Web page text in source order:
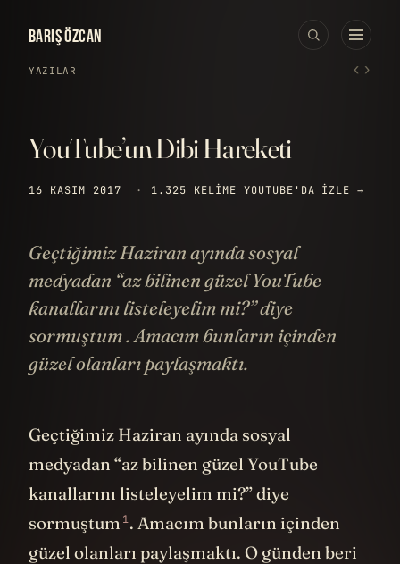
BARIŞ ÖZCAN
YAZILAR ‹ ›
YouTube’un Dibi Hareketi
16 KASIM 2017 · 1.325 KELIME YOUTUBE'DA IZLE →
Geçtiğimiz Haziran ayında sosyal
medyadan “az bilinen güzel YouTube
kanallarını listeleyelim mi?” diye
sormuştum . Amacım bunların içinden
güzel olanları paylaşmaktı.
Geçtiğimiz Haziran ayında sosyal
medyadan “az bilinen güzel YouTube
kanallarını listeleyelim mi?” diye
sormuştum 1. Amacım bunların içinden
güzel olanları paylaşmaktı. O günden beri